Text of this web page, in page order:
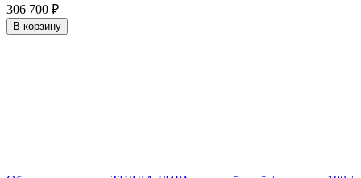
306 700 ₽
В корзину